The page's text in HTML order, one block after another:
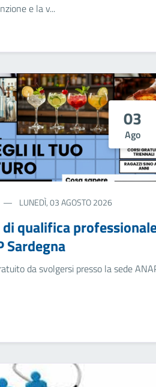
e la v...
03
Ago
LUNEDÌ, 03 AGOSTO 2026
di qualifica
Sardegna
da svolgersi presso la sede